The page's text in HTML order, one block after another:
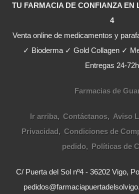
TU FARMACIA DE CONFIANZA EN
4
Venta online de medicamentos y
✓ Bioderma ✓ Gold Collagen ✓
Entregas 24-72h
Farmacias de
Ir arriba Contáctanos Aviso
Privacidad
Condiciones de
pedido
Políticas de
C/ Puerta del Sol nº4 - 36202 Vigo,